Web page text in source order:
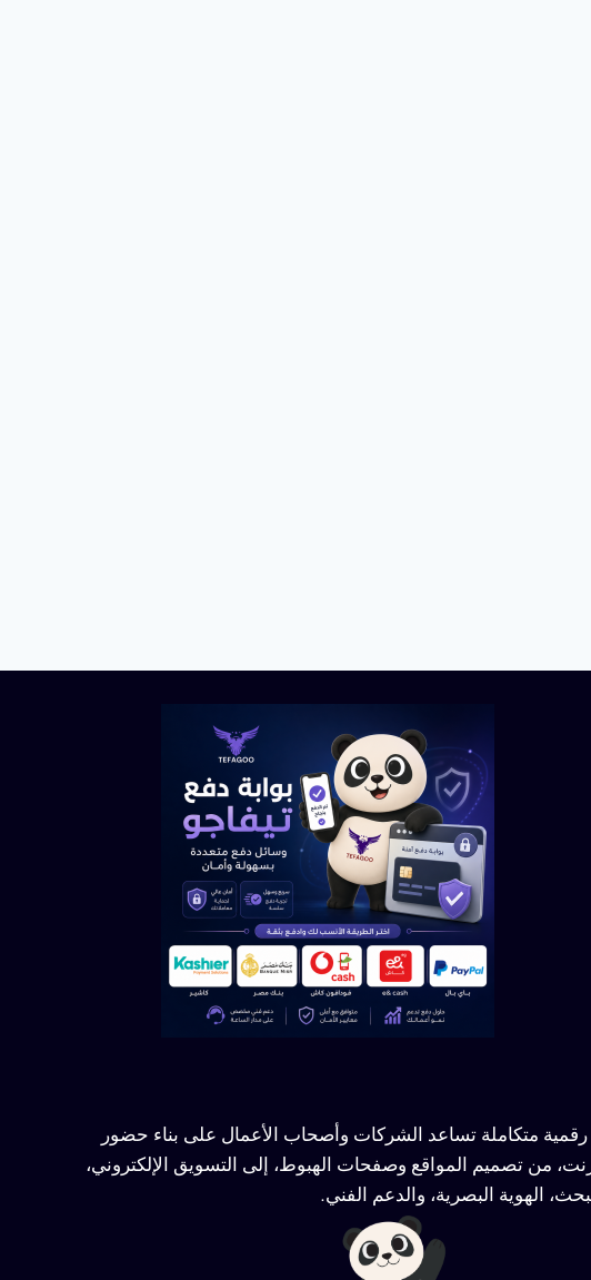
متكاملة تساعد الشركات وأصحاب الأعمال على بناء حضور
من تصميم المواقع وصفحات الهبوط، إلى التسويق الإلكتروني،
الهوية البصرية، والدعم الفني.